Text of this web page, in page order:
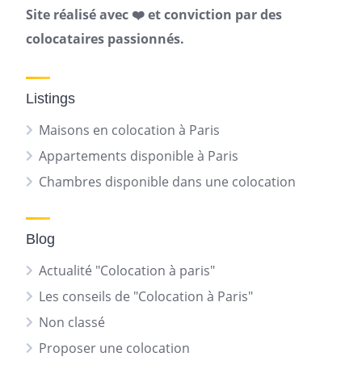
Site réalisé avec ❤️ et conviction par des
colocataires passionnés.
Listings
Maisons en colocation à Paris
Appartements disponible à Paris
Chambres disponible dans une colocation
Blog
Actualité "Colocation à paris"
Les conseils de "Colocation à Paris"
Non classé
Proposer une colocation